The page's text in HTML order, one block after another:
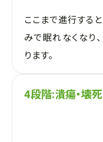
ここまで進行する
みで眠れなくなり
ります。
4段階:潰瘍・壊死